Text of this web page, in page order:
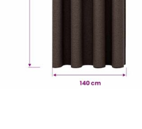
Оцени продукта